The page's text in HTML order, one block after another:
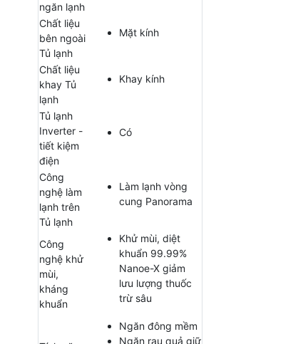
ngăn lạnh
Chất liệu
bên ngoài
Tủ lạnh
Mặt kính
Chất liệu
khay Tủ
lạnh
Khay kính
Tủ lạnh
Inverter -
tiết kiệm
điện
Có
Công
nghệ làm
lạnh trên
Tủ lạnh
Làm lạnh vòng
cung Panorama
Công
nghệ khử
mùi,
kháng
khuẩn
Khử mùi, diệt
khuẩn 99.99%
Nanoe-X giảm
lưu lượng thuốc
trừ sâu
Ngăn đông mềm
Ngăn rau quả giữ